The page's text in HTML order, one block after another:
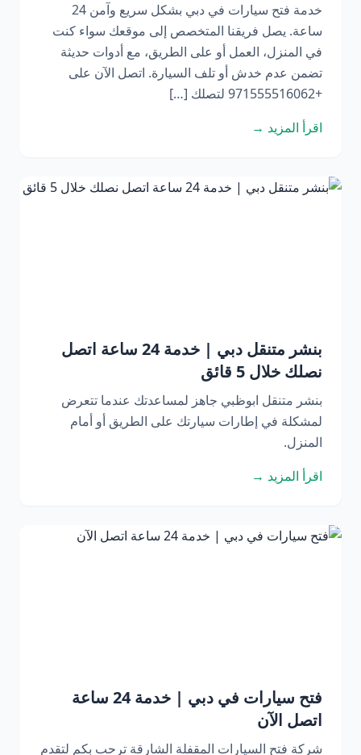
خدمة فتح سيارات في دبي بشكل سريع وآمن 24
ساعة. يصل فريقنا المتخصص إلى موقعك سواء كنت
في المنزل، العمل أو على الطريق، مع أدوات حديثة
تضمن عدم خدش أو تلف السيارة. اتصل الآن على
+971555516062 لتصلك […]
اقرأ المزيد →
بنشر متنقل دبي | خدمة 24 ساعة اتصل
نصلك خلال 5 قائق
بنشر متنقل ابوظبي جاهز لمساعدتك عندما تتعرض
لمشكلة في إطارات سيارتك على الطريق أو أمام
المنزل.
اقرأ المزيد →
فتح سيارات في دبي | خدمة 24 ساعة
اتصل الآن
شركة فتح السيارات المقفلة الشارقة ترحب بكم لتقدم